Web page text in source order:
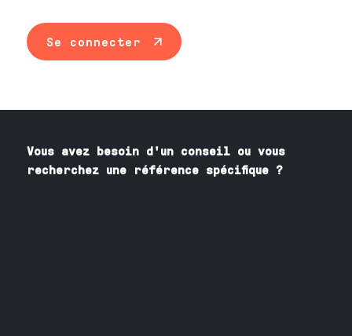
Se connecter
Vous avez besoin d'un conseil ou vous
recherchez une référence spécifique ?